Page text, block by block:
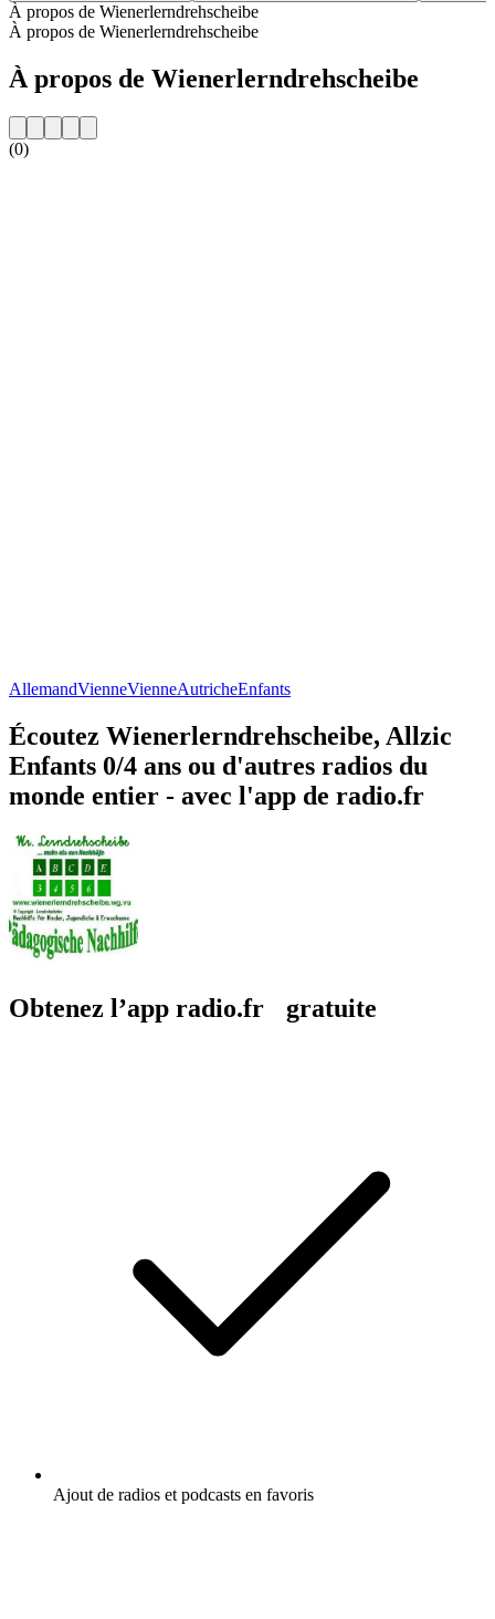
À propos de Wienerlerndrehscheibe
À propos de Wienerlerndrehscheibe
À propos de Wienerlerndrehscheibe
(0)
AllemandVienneVienneAutricheEnfants
Écoutez Wienerlerndrehscheibe, Allzic
Enfants 0/4 ans ou d'autres radios du
monde entier - avec l'app de radio.fr
Obtenez l’app radio.fr gratuite
Ajout de radios et podcasts en favoris